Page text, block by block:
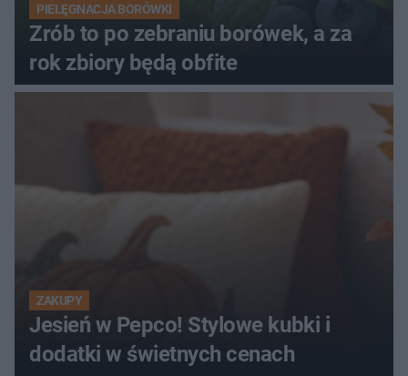
PIELĘGNACJA BORÓWKI
Zrób to po zebraniu borówek, a za
rok zbiory będą obfite
ZAKUPY
Jesień w Pepco! Stylowe kubki i
dodatki w świetnych cenach